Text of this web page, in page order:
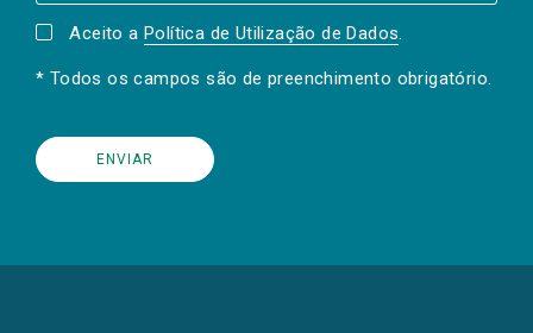
Aceito a Política de Utilização de Dados.
* Todos os campos são de preenchimento obrigatório.